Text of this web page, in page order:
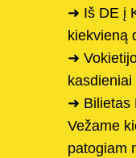
➜ Iš DE į
kiekvieną
➜
➜ Bilietas
Vežame
patogiam